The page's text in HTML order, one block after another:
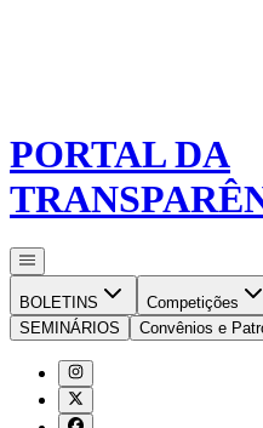
PORTAL DA
BOLETINS Competições
SEMINÁRIOS
Convênios e